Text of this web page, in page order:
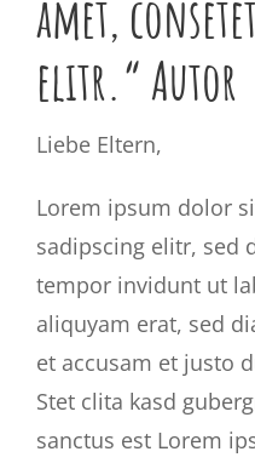
amet,
elitr.“ Autor
Liebe Eltern,
Lorem ipsum dolor
sadipscing elitr, sed
tempor invidunt ut
aliquyam erat, sed
et accusam et justo
Stet clita kasd
sanctus est Lorem